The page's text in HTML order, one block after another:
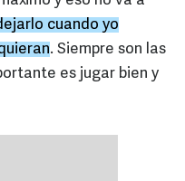
cuando yo
. Siempre son las
es jugar bien y